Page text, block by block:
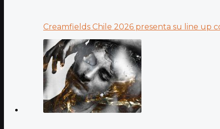
Creamfields Chile 2026 presenta su line up